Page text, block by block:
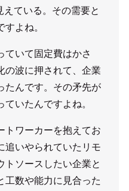
ている。その需要と
よね。
ていて固定費はかさ
の波に押されて、企業
たんです。その矛先が
いたんですよね。
トワーカーを抱えてお
追いやられていたリモ
トソースしたい企業と
工数や能力に見合った